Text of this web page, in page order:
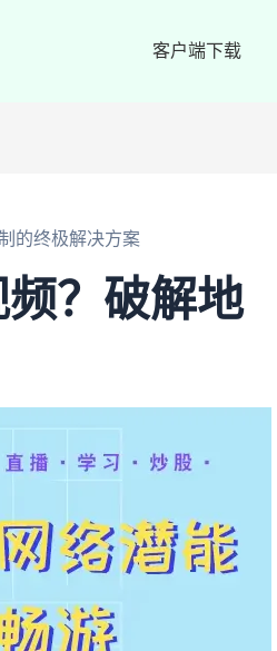
客户端下载
的终极解决方案
？破解地